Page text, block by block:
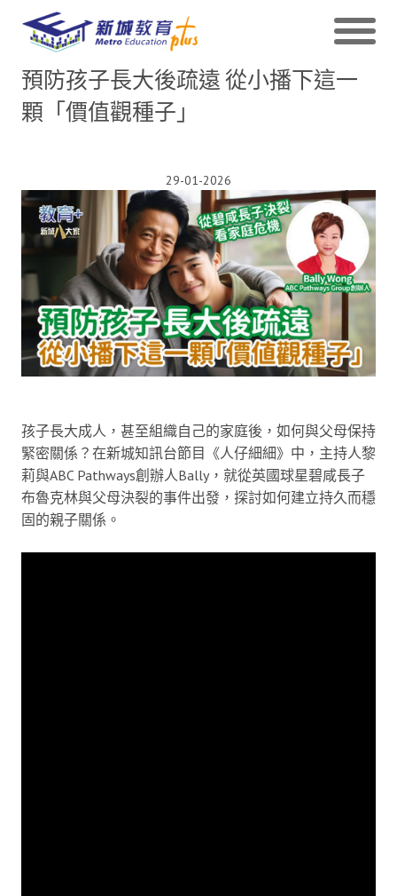
預防孩子長大後疏遠 從小播下這一
顆「價值觀種子」
29-01-2026
孩子長大成人，甚至組織自己的家庭後，如何與父母保持
緊密關係？在新城知訊台節目《人仔細細》中，主持人黎
莉與ABC Pathways創辦人Bally，就從英國球星碧咸長子
布魯克林與父母決裂的事件出發，探討如何建立持久而穩
固的親子關係。